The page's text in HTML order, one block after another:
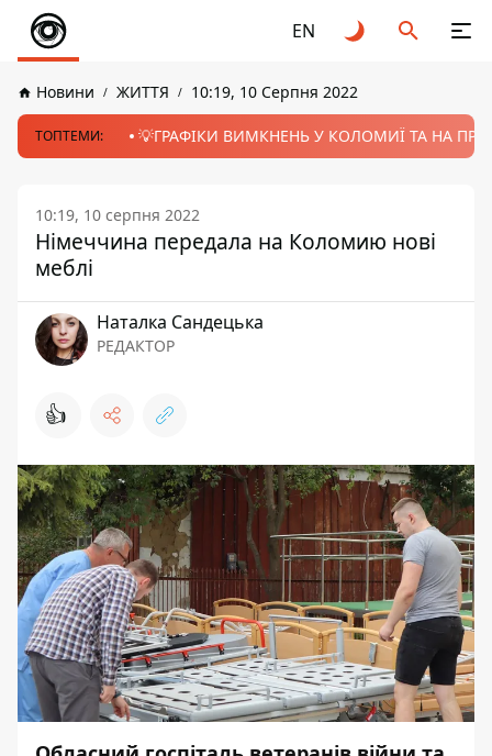
EN
Новини ЖИТТЯ 10:19, 10 Серпня 2022
ТОПТЕМИ: 💡ГРАФІКИ ВИМКНЕНЬ У КОЛОМИЇ ТА НА
10:19, 10 серпня 2022
Німеччина передала на Коломию нові
меблі
Наталка Сандецька
РЕДАКТОР
👍